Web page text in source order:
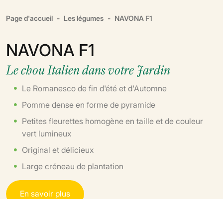
Page d'accueil Les légumes NAVONA F1
NAVONA F1
Le chou Italien dans votre Jardin
Le Romanesco de fin d'été et d'Automne
Pomme dense en forme de pyramide
Petites fleurettes homogène en taille et de couleur
vert lumineux
Original et délicieux
Large créneau de plantation
En savoir plus